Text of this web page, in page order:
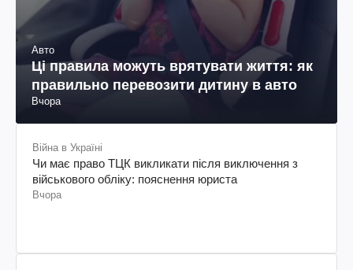
Авто
Ці правила можуть врятувати життя: як
правильно перевозити дитину в авто
Вчора
Війна в Україні
Чи має право ТЦК викликати після виключення з
військового обліку: пояснення юриста
Вчора